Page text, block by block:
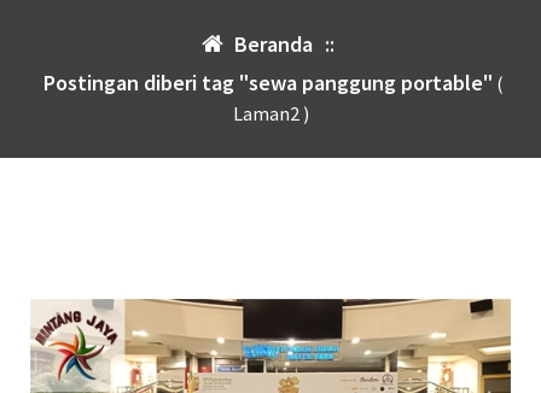
Beranda ::
Postingan diberi tag "sewa panggung portable" (
Laman2 )